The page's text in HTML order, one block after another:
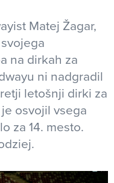
Matej Žagar,
na dirkah za
ni nadgradil
letošnji dirki za
osvojil vsega
za 14. mesto.